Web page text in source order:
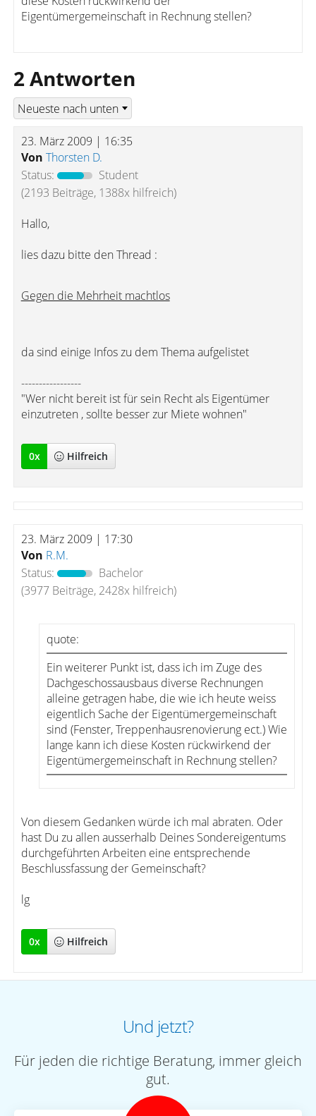
Eigentümergemeinschaft in Rechnung stellen?
2 Antworten
23. März 2009 | 16:35
Von Thorsten D.
Status:
Student
(2193 Beiträge, 1388x hilfreich)
Hallo,
lies dazu bitte den Thread :
Gegen die Mehrheit machtlos
da sind einige Infos zu dem Thema aufgelistet
-----------------
"Wer nicht bereit ist für sein Recht als Eigentümer
einzutreten , sollte besser zur Miete wohnen"
0x Hilfreich
23. März 2009 | 17:30
Von R.M.
Status:
Bachelor
(3977 Beiträge, 2428x hilfreich)
quote:
Ein weiterer Punkt ist, dass ich im Zuge des
Dachgeschossausbaus diverse Rechnungen
alleine getragen habe, die wie ich heute weiss
eigentlich Sache der Eigentümergemeinschaft
sind (Fenster, Treppenhausrenovierung ect.) Wie
lange kann ich diese Kosten rückwirkend der
Eigentümergemeinschaft in Rechnung stellen?
Von diesem Gedanken würde ich mal abraten. Oder
hast Du zu allen ausserhalb Deines Sondereigentums
durchgeführten Arbeiten eine entsprechende
Beschlussfassung der Gemeinschaft?
lg
0x Hilfreich
Und jetzt?
Für jeden die richtige Beratung, immer gleich
gut.